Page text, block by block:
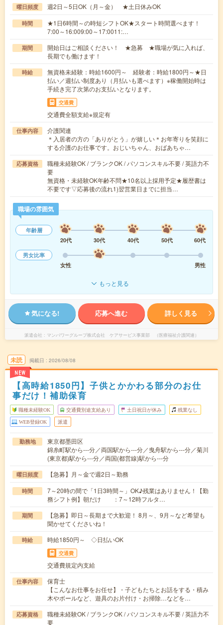
曜日頻度 週2日～5日OK（月～金） ★土日休みOK
時間
★1日6時間～の時短シフトOK★スタート時間選べます！
7:00～16:009:00～17:0011:…
期間
開始日はご相談ください！ ★急募 ★職場が気に入れば、
長期でも働けます！
時給
無資格未経験：時給1600円～ 経験者：時給1800円～★日
払い／週払い制度あり（月払いも選べます）※稼働開始時は
手続き完了次第のお支払いとなります。
交通費
交通費全額支給※規定有
仕事内容
介護関連
＊入居者の方の「ありがとう」が嬉しい＊お年寄りを笑顔に
する介護のお仕事です。おじいちゃん、おばあちゃ…
応募資格
職種未経験OK / ブランクOK / パソコンスキル不要 / 英語力不
要
無資格・未経験OK年齢不問★10名以上採用予定★履歴書は
不要です▽応募後の流れ1)翌営業日までに担当…
職場の雰囲気
年齢層
20代
30代 40代 50代
60代
男女比率
女性
男性
もっと見る
気になる! 応募へ進む 詳しく見る
派遣会社 マンパワーグループ株式会社 ケアサービス事業部 （医療福祉介護関連）
未読
NEW
掲載日 2026/08/08
【高時給1850円】子供とかかわる部分のお仕
事だけ！補助保育
職種未経験OK 交通費別途支給あり 土日祝日が休み 残業なし
WEB登録OK 派遣
勤務地
東京都墨田区
錦糸町駅から---分／両国駅から---分／曳舟駅から---分／菊川
(東京都)駅から---分／両国(都営線)駅から---分
曜日頻度 【急募】月～金で週2日～勤務
時間
7～20時の間で「1日3時間～」OK♪残業はありません！【勤
務シフト例】朝だけ ：7～12時フルタ…
期間
【急募】即日～長期まで大歓迎！ 8月～、9月～など希望も
聞かせてくださいね！
時給 時給1850円～ ◇日払いOK
交通費
交通費規定内支給
仕事内容
保育士
【こんなお仕事をお任せ】・子どもたちとお話をする・積み
木やボールなど、遊具のお片付け・お掃除…などを…
応募資格
職種未経験OK / ブランクOK / パソコンスキル不要 / 英語力不
要